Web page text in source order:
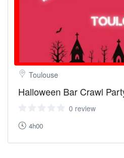
Toulouse
Halloween Bar Crawl
0 review
4h00